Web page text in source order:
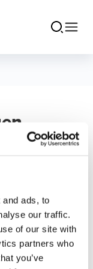
ads, to
our traffic.
of our site with
partners who
you’ve